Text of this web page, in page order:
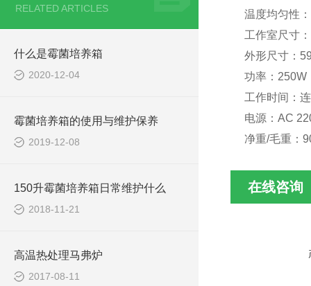
RELATED ARTICLES
什么是霉菌培养箱
2020-12-04
霉菌培养箱的使用与维护保养
2019-12-08
150升霉菌培养箱日常维护什么
2018-11-21
高温热处理马弗炉
2017-08-11
温度均匀性
工作室尺寸
外形尺寸：
功率：250W
工作时间：
电源：AC
净重/毛重：
在线咨询